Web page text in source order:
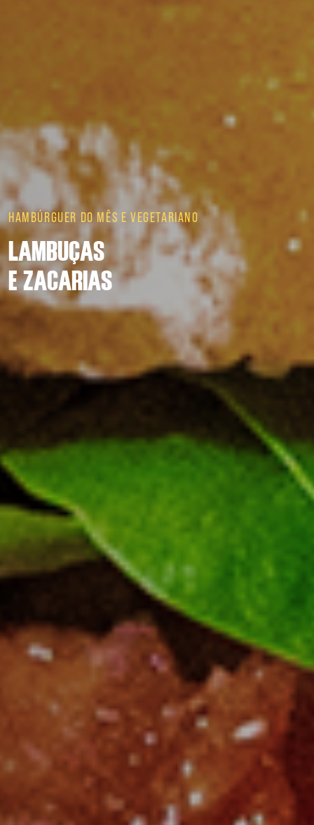
MINI DELÍCIAS
ENIGMA KIDS